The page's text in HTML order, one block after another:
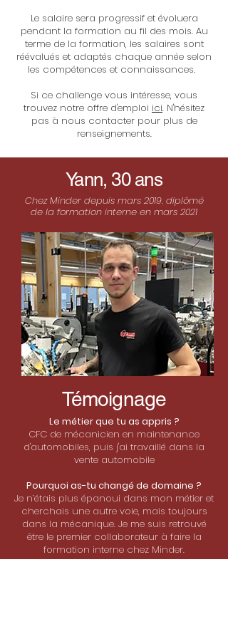
Le salaire sera progressif et évoluera
pendant la formation au fil des mois. Au
terme de la formation, les salaires sont
réévalués et adaptés chaque année selon
les compétences et connaissances.
Si ce challenge vous intéresse, vous
trouvez notre offre d'emploi ici. N'hésitez
pas à nous contacter pour plus de
renseignements.
Yann, 30 ans
Chez Minder depuis mars 2019, diplômé
de la formation interne en mars 2021
Témoignage
Le métier que tu as appris ?
CFC de mécanicien en maintenance
d'automobiles, puis j'ai travaillé dans la
vente automobile
Pourquoi as-tu changé de domaine ?
Je n’étais plus épanoui dans mon métier et
cherchais une autre voie, mais toujours
dans la mécanique. Je me suis retrouvé
être le premier collaborateur à faire la
formation interne chez Minder.